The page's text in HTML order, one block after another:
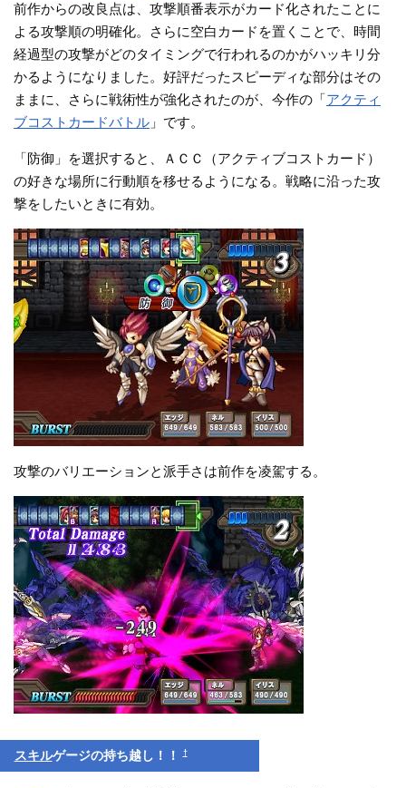
前作からの改良点は、攻撃順番表示がカード化されたことに
よる攻撃順の明確化。さらに空白カードを置くことで、時間
経過型の攻撃がどのタイミングで行われるのかがハッキリ分
かるようになりました。好評だったスピーディな部分はその
ままに、さらに戦術性が強化されたのが、今作の「アクティ
ブコストカードバトル 」です。
「防御」を選択すると、ＡＣＣ（アクティブコストカード）
の好きな場所に行動順を移せるようになる。戦略に沿った攻
撃をしたいときに有効。
攻撃のバリエーションと派手さは前作を凌駕する。
スキルゲージの持ち越し！！†